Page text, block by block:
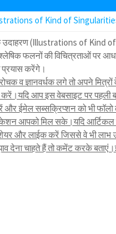
of Kind of
के उदाहरण (Illustrations of Kind
फलनों की विचित्रताओं पर
करेंगे।
व ज्ञानवर्धक लगे तो अपने
आप इस वेबसाइट पर पहली
और ईमेल सब्सक्रिप्शन को भी
आपको मिल सके।यदि आर्टिकल
और लाईक करें जिससे वे भी लाभ
देना चाहते हैं तो कमेंट करके